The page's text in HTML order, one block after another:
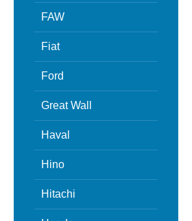
FAW
Fiat
Ford
Great Wall
Haval
Hino
Hitachi